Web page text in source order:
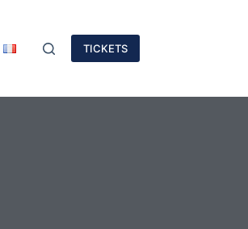
TICKETS